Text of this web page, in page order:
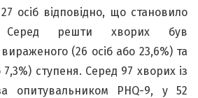
осіб відповідно, що становило
Серед решти хворих був
(26 осіб або 23,6%) та
ступеня. Серед 97 хворих із
опитувальником PHQ-9, у 52